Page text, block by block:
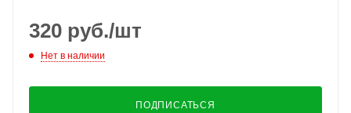
320 руб./шт
Нет в наличии
ПОДПИСАТЬСЯ